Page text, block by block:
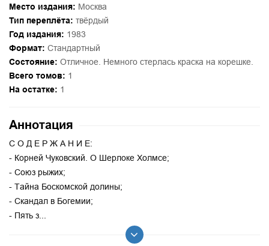
Место издания: Москва
Тип переплёта: твёрдый
Год издания: 1983
Формат: Стандартный
Состояние: Отличное. Немного стерлась краска на корешке.
Всего томов: 1
На остатке: 1
Аннотация
С О Д Е Р Ж А Н И Е:
- Корней Чуковский. О Шерлоке Холмсе;
- Союз рыжих;
- Тайна Боскомской долины;
- Скандал в Богемии;
- Пять з...